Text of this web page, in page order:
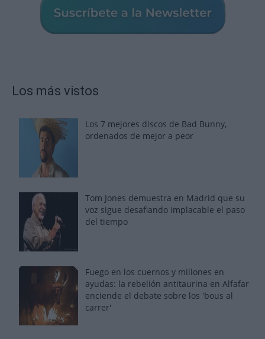
Los más vistos
Los 7 mejores discos de Bad Bunny,
ordenados de mejor a peor
Tom Jones demuestra en Madrid que su
voz sigue desafiando implacable el paso
del tiempo
Fuego en los cuernos y millones en
ayudas: la rebelión antitaurina en Alfafar
enciende el debate sobre los 'bous al
carrer'